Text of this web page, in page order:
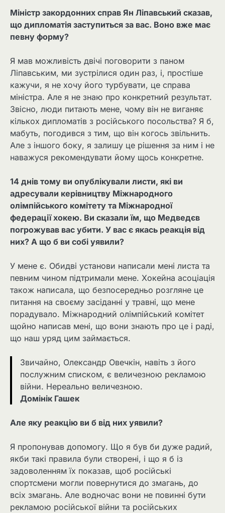
Міністр закордонних справ Ян Ліпавський сказав,
що дипломатія заступиться за вас. Воно вже має
певну форму?
Я мав можливість двічі поговорити з паном
Ліпавським, ми зустрілися один раз, і, простіше
кажучи, я не хочу його турбувати, це справа
міністра. Але я не знаю про конкретний результат.
Звісно, ​​люди питають мене, чому він не виганяє
кількох дипломатів з російського посольства? Я б,
мабуть, погодився з тим, що він когось звільнить.
Але з іншого боку, я залишу це рішення за ним і не
наважуся рекомендувати йому щось конкретне.
14 днів тому ви опублікували листи, які ви
адресували керівництву Міжнародного
олімпійського комітету та Міжнародної
федерації хокею. Ви сказали їм, що Медведєв
погрожував вас убити. У вас є якась реакція від
них? А що б ви собі уявили?
У мене є. Обидві установи написали мені листа та
певним чином підтримали мене. Хокейна асоціація
також написала, що безпосередньо розгляне це
питання на своєму засіданні у травні, що мене
порадувало. Міжнародний олімпійський комітет
щойно написав мені, що вони знають про це і раді,
що наш уряд цим займається.
Звичайно, Олександр Овечкін, навіть з його
послужним списком, є величезною рекламою
війни. Нереально величезною.
Домінік Гашек
Але яку реакцію ви б від них уявили?
Я пропонував допомогу. Що я був би дуже радий,
якби такі правила були створені, і що я б із
задоволенням їх показав, щоб російські
спортсмени могли повернутися до змагань, до
всіх змагань. Але водночас вони не повинні бути
рекламою російської війни та російських